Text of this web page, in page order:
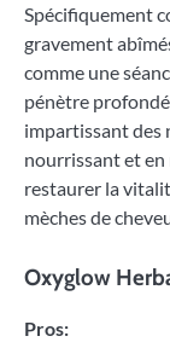
Spécifiquement
gravement
comme une
pénètre
impartissant des
nourrissant et
restaurer la
mèches de
Oxyglow
Pros: